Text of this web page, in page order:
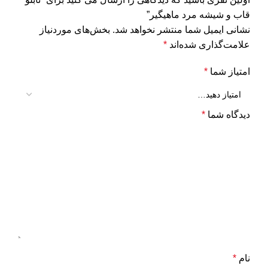
قاب و شیشه مرد ماهیگیر”
نشانی ایمیل شما منتشر نخواهد شد. بخش‌های موردنیاز
علامت‌گذاری شده‌اند *
امتیاز شما *
دیدگاه شما *
نام *